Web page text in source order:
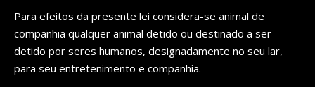
Para efeitos da presente lei considera-se animal de
companhia qualquer animal detido ou destinado a ser
detido por seres humanos, designadamente no seu lar,
para seu entretenimento e companhia.